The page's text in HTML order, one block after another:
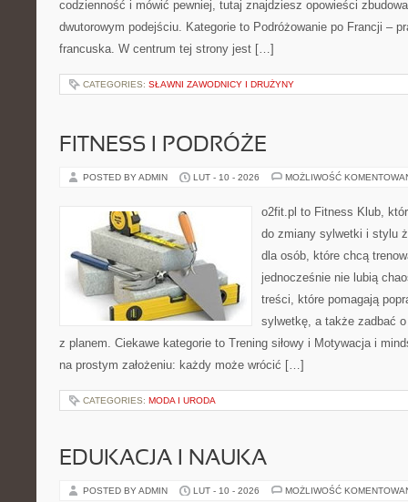
codzienność i mówić pewniej, tutaj znajdziesz opowieści
dwutorowym podejściu. Kategorie to Podróżowanie po Francji –
francuska. W centrum tej strony jest […]
CATEGORIES: SŁAWNI ZAWODNICY I DRUŻYNY
FITNESS I PODRÓŻE
POSTED BY ADMIN LUT - 10 - 2026 MOŻLIWOŚĆ
o2fit.pl to Fitness Klub,
do zmiany sylwetki i stylu
dla osób, które chcą
jednocześnie nie lubią
treści, które pomagają
sylwetkę, a także zadbać
z planem. Ciekawe kategorie to Trening siłowy i Motywacja i
na prostym założeniu: każdy może wrócić […]
CATEGORIES: MODA I URODA
EDUKACJA I NAUKA
POSTED BY ADMIN LUT - 10 - 2026 MOŻLIWOŚĆ